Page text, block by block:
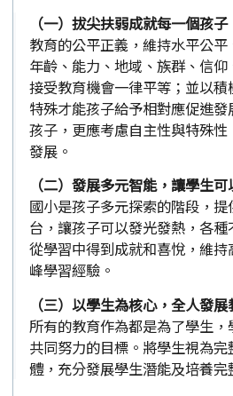
（一）拔尖扶弱成就每一個孩
教育的公平正義，維持水平公平
年齡、能力、地域、族群、信仰
接受教育機會一律平等；並以
特殊才能孩子給予相對應促進
孩子，更應考慮自主性與特殊
發展。
（二）發展多元智能，讓學生
國小是孩子多元探索的階段，
台，讓孩子可以發光發熱，各
從學習中得到成就和喜悅，維
峰學習經驗。
（三）以學生為核心，全人發展
所有的教育作為都是為了學生
共同努力的目標。將學生視為
體，充分發展學生潛能及培養完